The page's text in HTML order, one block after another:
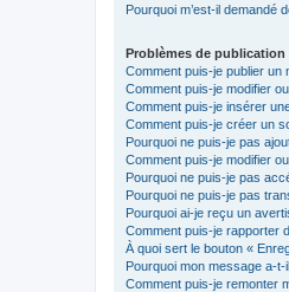
Pourquoi m’est-il demandé
Problèmes de publication
Comment puis-je publier un
Comment puis-je modifier
Comment puis-je insérer
Comment puis-je créer un
Pourquoi ne puis-je pas
Comment puis-je modifier
Pourquoi ne puis-je pas
Pourquoi ne puis-je pas
Pourquoi ai-je reçu un
Comment puis-je rapporter
À quoi sert le bouton «
Pourquoi mon message a-t-
Comment puis-je remonter